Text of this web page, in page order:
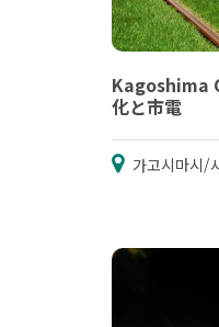
Kagoshima
化と市電
가고시마시/